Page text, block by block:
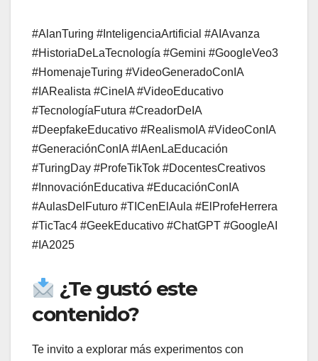
#AlanTuring #InteligenciaArtificial #AIAvanza
#HistoriaDeLaTecnología #Gemini #GoogleVeo3
#HomenajeTuring #VideoGeneradoConIA
#IARealista #CineIA #VideoEducativo
#TecnologíaFutura #CreadorDeIA
#DeepfakeEducativo #RealismoIA #VideoConIA
#GeneraciónConIA #IAenLaEducación
#TuringDay #ProfeTikTok #DocentesCreativos
#InnovaciónEducativa #EducaciónConIA
#AulasDelFuturo #TICenElAula #ElProfeHerrera
#TicTac4 #GeekEducativo #ChatGPT #GoogleAI
#IA2025
¿Te gustó este
contenido?
Te invito a explorar más experimentos con